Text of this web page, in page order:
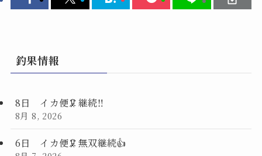
釣果情報
8日 イカ便🦑継続‼️
8月 8, 2026
6日 イカ便🦑無双継続👍